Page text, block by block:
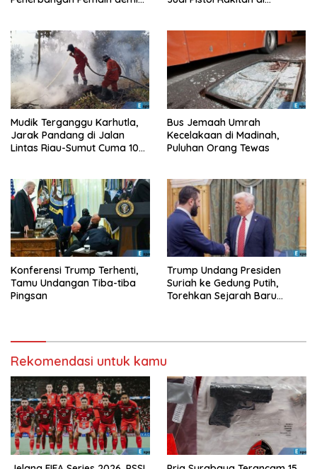
Mudik Terganggu Karhutla,
Jarak Pandang di Jalan
Lintas Riau-Sumut Cuma 10
Bus Jemaah Umrah
Kecelakaan di Madinah,
Puluhan Orang Tewas
Konferensi Trump Terhenti,
Tamu Undangan Tiba-tiba
Pingsan
Trump Undang Presiden
Suriah ke Gedung Putih,
Torehkan Sejarah Baru
Rekomendasi untuk kamu